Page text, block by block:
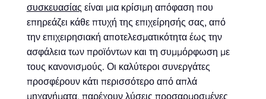
συσκευασίας είναι μια κρίσιμη απόφαση που
επηρεάζει κάθε πτυχή της επιχείρησής σας, από
την επιχειρησιακή αποτελεσματικότητα έως την
ασφάλεια των προϊόντων και τη συμμόρφωση με
τους κανονισμούς. Οι καλύτεροι συνεργάτες
προσφέρουν κάτι περισσότερο από απλά
μηχανήματα, παρέχουν λύσεις προσαρμοσμένες